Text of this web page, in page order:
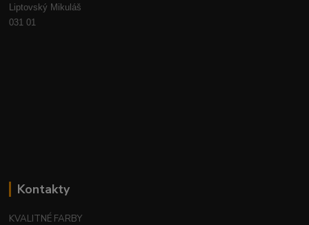
Liptovský Mikuláš
031 01
Kontakty
KVALITNÉ FARBY